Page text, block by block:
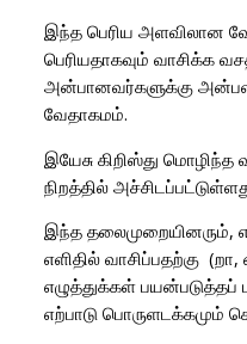
இந்த பெரிய அளவிலான
பெரியதாகவும் வாசிக்க
அன்பானவர்களுக்கு
வேதாகமம்.
இயேசு கிறிஸ்து மொழிந்த
நிறத்தில்
இந்த தலைமுறையினரும்,
எளிதில் வாசிப்பதற்கு
எழுத்துக்கள் பயன்படுத்தப்
எற்பாடு பொருளடக்கமும்